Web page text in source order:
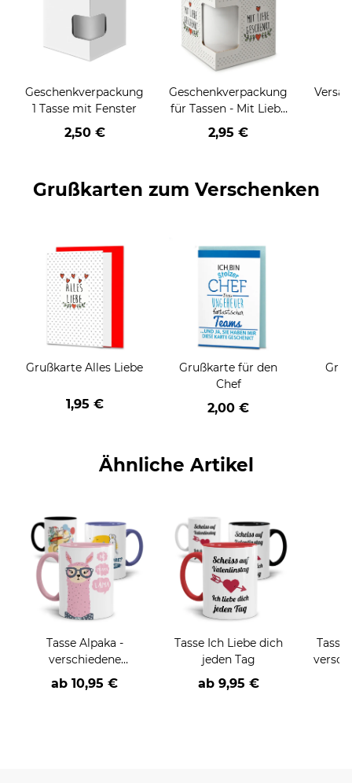
Geschenkverpackung
1 Tasse mit Fenster
2,50 €
Geschenkverpackung
für Tassen - Mit Liebe
geschenkt
2,95 €
Grußkarten zum Verschenken
Grußkarte Alles Liebe
1,95 €
Grußkarte für den
Chef
2,00 €
Ähnliche Artikel
Tasse Alpaka -
verschiedene
Sprüche, Motive und
Farben-
ab 10,95 €
Tasse Ich Liebe dich
jeden Tag
ab 9,95 €
Tasse